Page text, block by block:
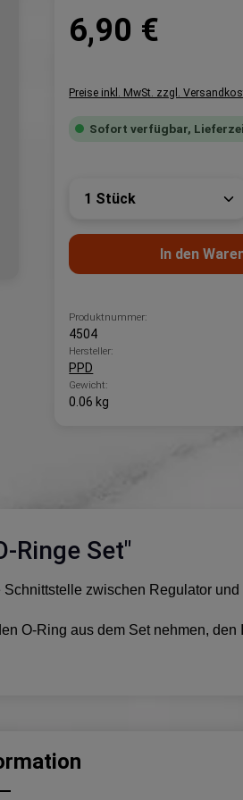
6,90 €
Preise inkl. MwSt. zzgl.
Sofort verfügbar,
Produkt Anzahl:
In den
Produktnummer:
4504
Hersteller:
PPD
Gewicht:
0.06 kg
Ringe Set"
zwischen Regulator
O-Ring aus dem Set nehmen, den